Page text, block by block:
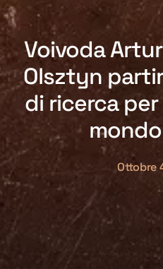
Voivoda
Olsztyn
di ricerca per
Ottobre